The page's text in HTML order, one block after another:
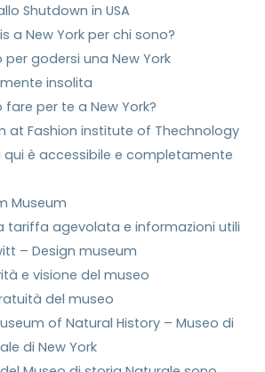
Shutdown in USA
a New York per chi sono?
per godersi una New York
insolita
per te a New York?
at Fashion institute of Thechnology
qui è accessibile e completamente
Museum
tariffa agevolata e informazioni utili
– Design museum
e visione del museo
del museo
of Natural History – Museo di
di New York